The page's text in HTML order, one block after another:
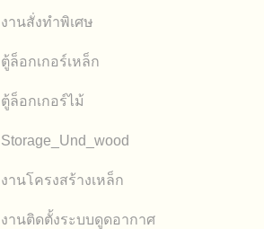
งานสั่งทำพิเศษ
ตู้ล็อกเกอร์เหล็ก
ตู้ล็อกเกอร์ไม้
Storage_Und_wood
งานโครงสร้างเหล็ก
งานติดตั้งระบบดูดอากาศ